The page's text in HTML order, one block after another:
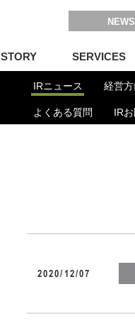
NEWS
STORY SERVICES
IRニュース 経営
よくある質問 IR
IRニュース
2020/12/07